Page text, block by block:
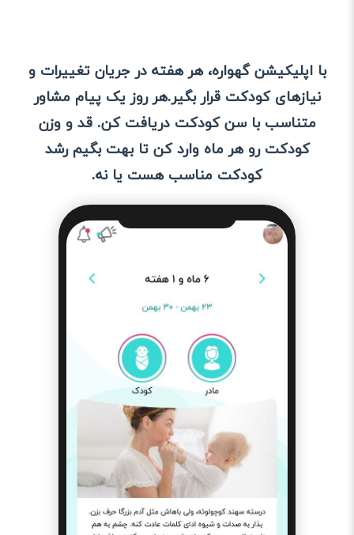
با اپلیکیشن گهواره، هر هفته در جریان تغییرات و
نیازهای کودکت قرار بگیر.هر روز یک پیام مشاور
متناسب با سن کودکت دریافت کن. قد و وزن
کودکت رو هر ماه وارد کن تا بهت بگیم رشد
کودکت مناسب هست یا نه.